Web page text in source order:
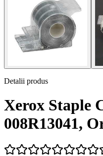
Detalii produs
Xerox Staple
008R13041,